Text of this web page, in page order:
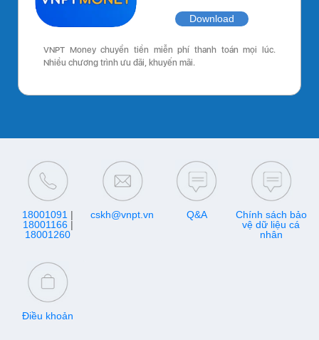
Download
VNPT Money chuyển tiền miễn phí thanh toán mọi lúc.
Nhiều chương trình ưu đãi, khuyến mãi.
18001091 |
18001166|
18001260
cskh@vnpt.vn Q&A
Chính sách bảo
vệ dữ liệu cá
nhân
Điều khoản